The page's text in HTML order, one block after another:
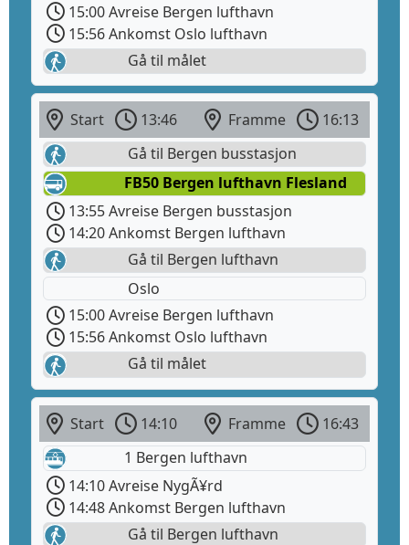
15:00 Avreise Bergen lufthavn
15:56 Ankomst Oslo lufthavn
Gå til målet
Start 13:46 Framme
16:13
Gå til Bergen busstasjon
FB50 Bergen lufthavn Flesland
13:55 Avreise Bergen busstasjon
14:20 Ankomst Bergen lufthavn
Gå til Bergen lufthavn
Oslo
15:00 Avreise Bergen lufthavn
15:56 Ankomst Oslo lufthavn
Gå til målet
Start 14:10 Framme
16:43
1 Bergen lufthavn
14:10 Avreise NygÃ¥rd
14:48 Ankomst Bergen lufthavn
Gå til Bergen lufthavn